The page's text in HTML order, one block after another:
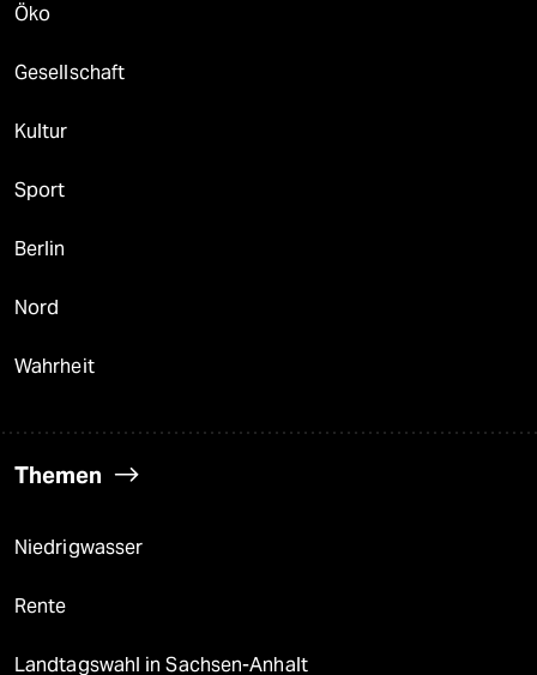
Öko
Gesellschaft
Kultur
Sport
Berlin
Nord
Wahrheit
Themen
Niedrigwasser
Rente
Landtagswahl in Sachsen-Anhalt